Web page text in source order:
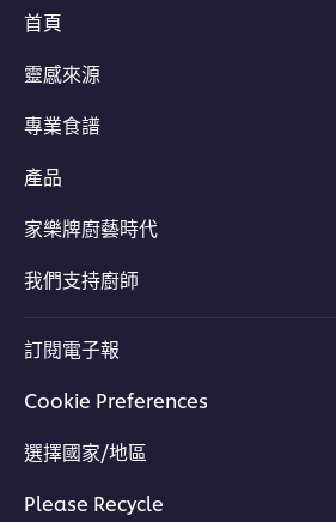
首頁
靈感來源
專業食譜
產品
家樂牌廚藝時代
我們支持廚師
訂閱電子報
Cookie Preferences
選擇國家/地區
Please Recycle